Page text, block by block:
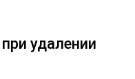
удалении